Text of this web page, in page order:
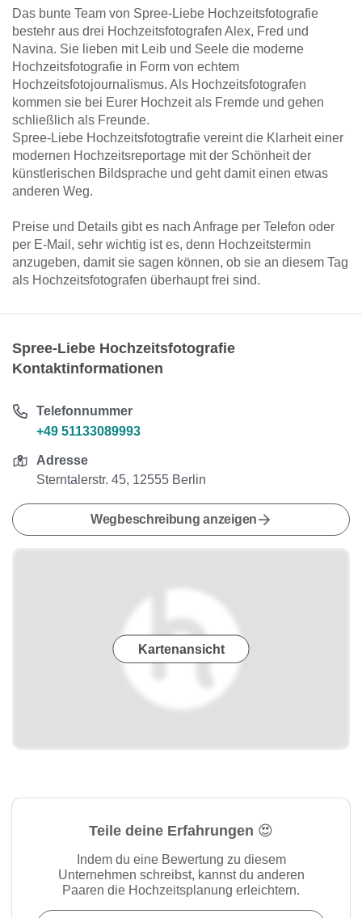
Das bunte Team von Spree-Liebe Hochzeitsfotografie
bestehr aus drei Hochzeitsfotografen Alex, Fred und
Navina. Sie lieben mit Leib und Seele die moderne
Hochzeitsfotografie in Form von echtem
Hochzeitsfotojournalismus. Als Hochzeitsfotografen
kommen sie bei Eurer Hochzeit als Fremde und gehen
schließlich als Freunde.
Spree-Liebe Hochzeitsfotogtrafie vereint die Klarheit einer
modernen Hochzeitsreportage mit der Schönheit der
künstlerischen Bildsprache und geht damit einen etwas
anderen Weg.
Preise und Details gibt es nach Anfrage per Telefon oder
per E-Mail, sehr wichtig ist es, denn Hochzeitstermin
anzugeben, damit sie sagen können, ob sie an diesem Tag
als Hochzeitsfotografen überhaupt frei sind.
Spree-Liebe Hochzeitsfotografie
Kontaktinformationen
Telefonnummer
+49 51133089993
Adresse
Sterntalerstr. 45, 12555 Berlin
Wegbeschreibung anzeigen
Kartenansicht
Teile deine Erfahrungen 😍
Indem du eine Bewertung zu diesem
Unternehmen schreibst, kannst du anderen
Paaren die Hochzeitsplanung erleichtern.